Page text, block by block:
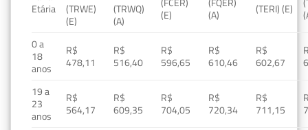
Etária
(TRWE)
(E)
(TRWQ)
(A)
(E)
(A)
(TERI) (E)
0 a
18
anos
R$
478,11
R$
516,40
R$
596,65
R$
610,46
R$
602,67
19 a
23
anos
R$
564,17
R$
609,35
R$
704,05
R$
720,34
R$
711,15